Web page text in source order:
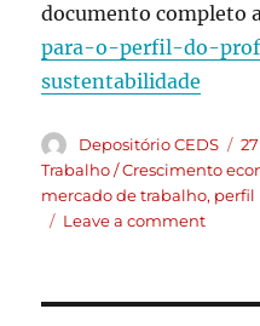
documento completo
para-o-perfil-do-
sustentabilidade
Depositório CEDS
Trabalho / Crescimento
mercado de trabalho, perfil
Leave a comment